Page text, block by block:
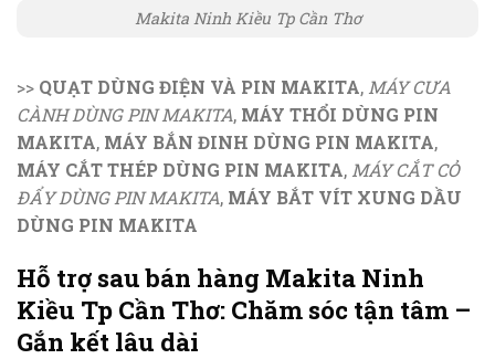
Makita Ninh Kiều Tp Cần Thơ
>> QUẠT DÙNG ĐIỆN VÀ PIN MAKITA, MÁY CƯA
CÀNH DÙNG PIN MAKITA, MÁY THỔI DÙNG PIN
MAKITA, MÁY BẮN ĐINH DÙNG PIN MAKITA,
MÁY CẮT THÉP DÙNG PIN MAKITA, MÁY CẮT CỎ
ĐẨY DÙNG PIN MAKITA, MÁY BẮT VÍT XUNG DẦU
DÙNG PIN MAKITA
Hỗ trợ sau bán hàng Makita Ninh
Kiều Tp Cần Thơ: Chăm sóc tận tâm –
Gắn kết lâu dài